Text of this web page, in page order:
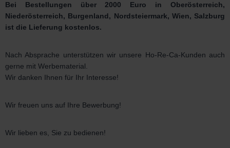
Bei Bestellungen über 2000 Euro in Oberösterreich,
Niederösterreich, Burgenland, Nordsteiermark, Wien, Salzburg
ist die Lieferung kostenlos.
Nach Absprache unterstützen wir unsere Ho-Re-Ca-Kunden auch
gerne mit Werbematerial.
Wir danken Ihnen für Ihr Interesse!
Wir freuen uns auf Ihre Bewerbung!
Wir lieben es, Sie zu bedienen!